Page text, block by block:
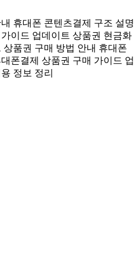
휴대폰 콘텐츠결제 구조 설명
이드 업데이트 상품권 현금화
상품권 구매 방법 안내 휴대폰
폰결제 상품권 구매 가이드 업
정보 정리